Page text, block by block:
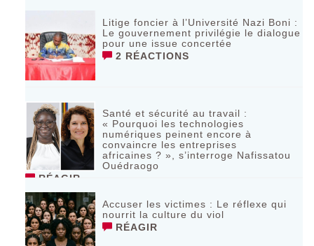
Litige foncier à l’Université Nazi Boni :
Le gouvernement privilégie le dialogue
pour une issue concertée
2 RÉACTIONS
Santé et sécurité au travail :
« Pourquoi les technologies
numériques peinent encore à
convaincre les entreprises
africaines ? », s’interroge Nafissatou
Ouédraogo
RÉAGIR
Accuser les victimes : Le réflexe qui
nourrit la culture du viol
RÉAGIR